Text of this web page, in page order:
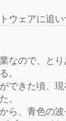
ウェアに追
なので、と
。
できた頃、
。
ら、青色の